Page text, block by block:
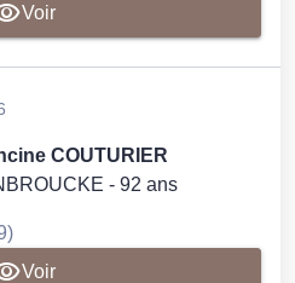
Voir
COUTURIER
- 92 ans
Voir